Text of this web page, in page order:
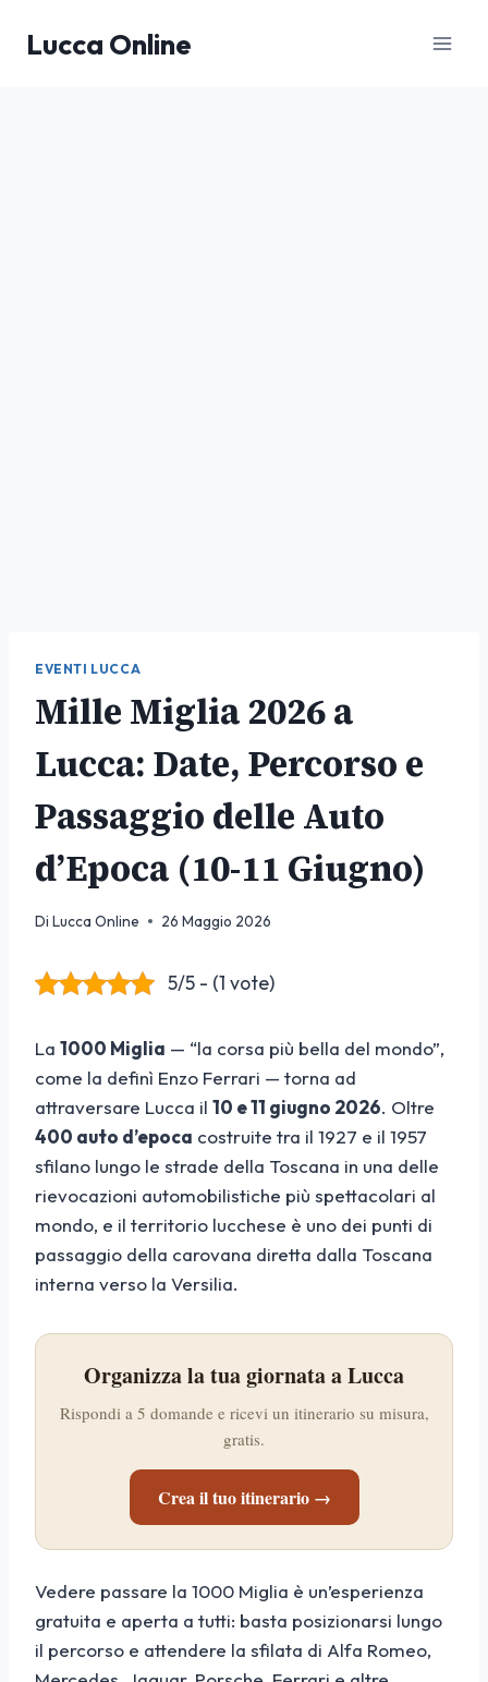
Lucca Online
EVENTI LUCCA
Mille Miglia 2026 a
Lucca: Date, Percorso e
Passaggio delle Auto
d’Epoca (10-11 Giugno)
Di Lucca Online 26 Maggio 2026
5/5 - (1 vote)
La 1000 Miglia — “la corsa più bella del mondo”,
come la definì Enzo Ferrari — torna ad
attraversare Lucca il 10 e 11 giugno 2026. Oltre
400 auto d’epoca costruite tra il 1927 e il 1957
sfilano lungo le strade della Toscana in una delle
rievocazioni automobilistiche più spettacolari al
mondo, e il territorio lucchese è uno dei punti di
passaggio della carovana diretta dalla Toscana
interna verso la Versilia.
Organizza la tua giornata a Lucca
Rispondi a 5 domande e ricevi un itinerario su misura,
gratis.
Crea il tuo itinerario →
Vedere passare la 1000 Miglia è un’esperienza
gratuita e aperta a tutti: basta posizionarsi lungo
il percorso e attendere la sfilata di Alfa Romeo,